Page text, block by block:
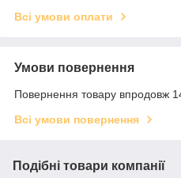
Всі умови оплати
Умови повернення
Повернення товару впродовж
Всі умови повернення
Подібні товари компанії